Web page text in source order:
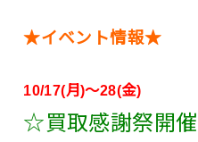
★イベント情報★
10/17(月)～28(金)
☆買取感謝祭開